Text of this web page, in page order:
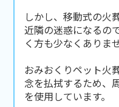
しかし、移動式の火
近隣の迷惑になるの
く方も少なくありま
おみおくりペット火
念を払拭するため、
を使用しています。